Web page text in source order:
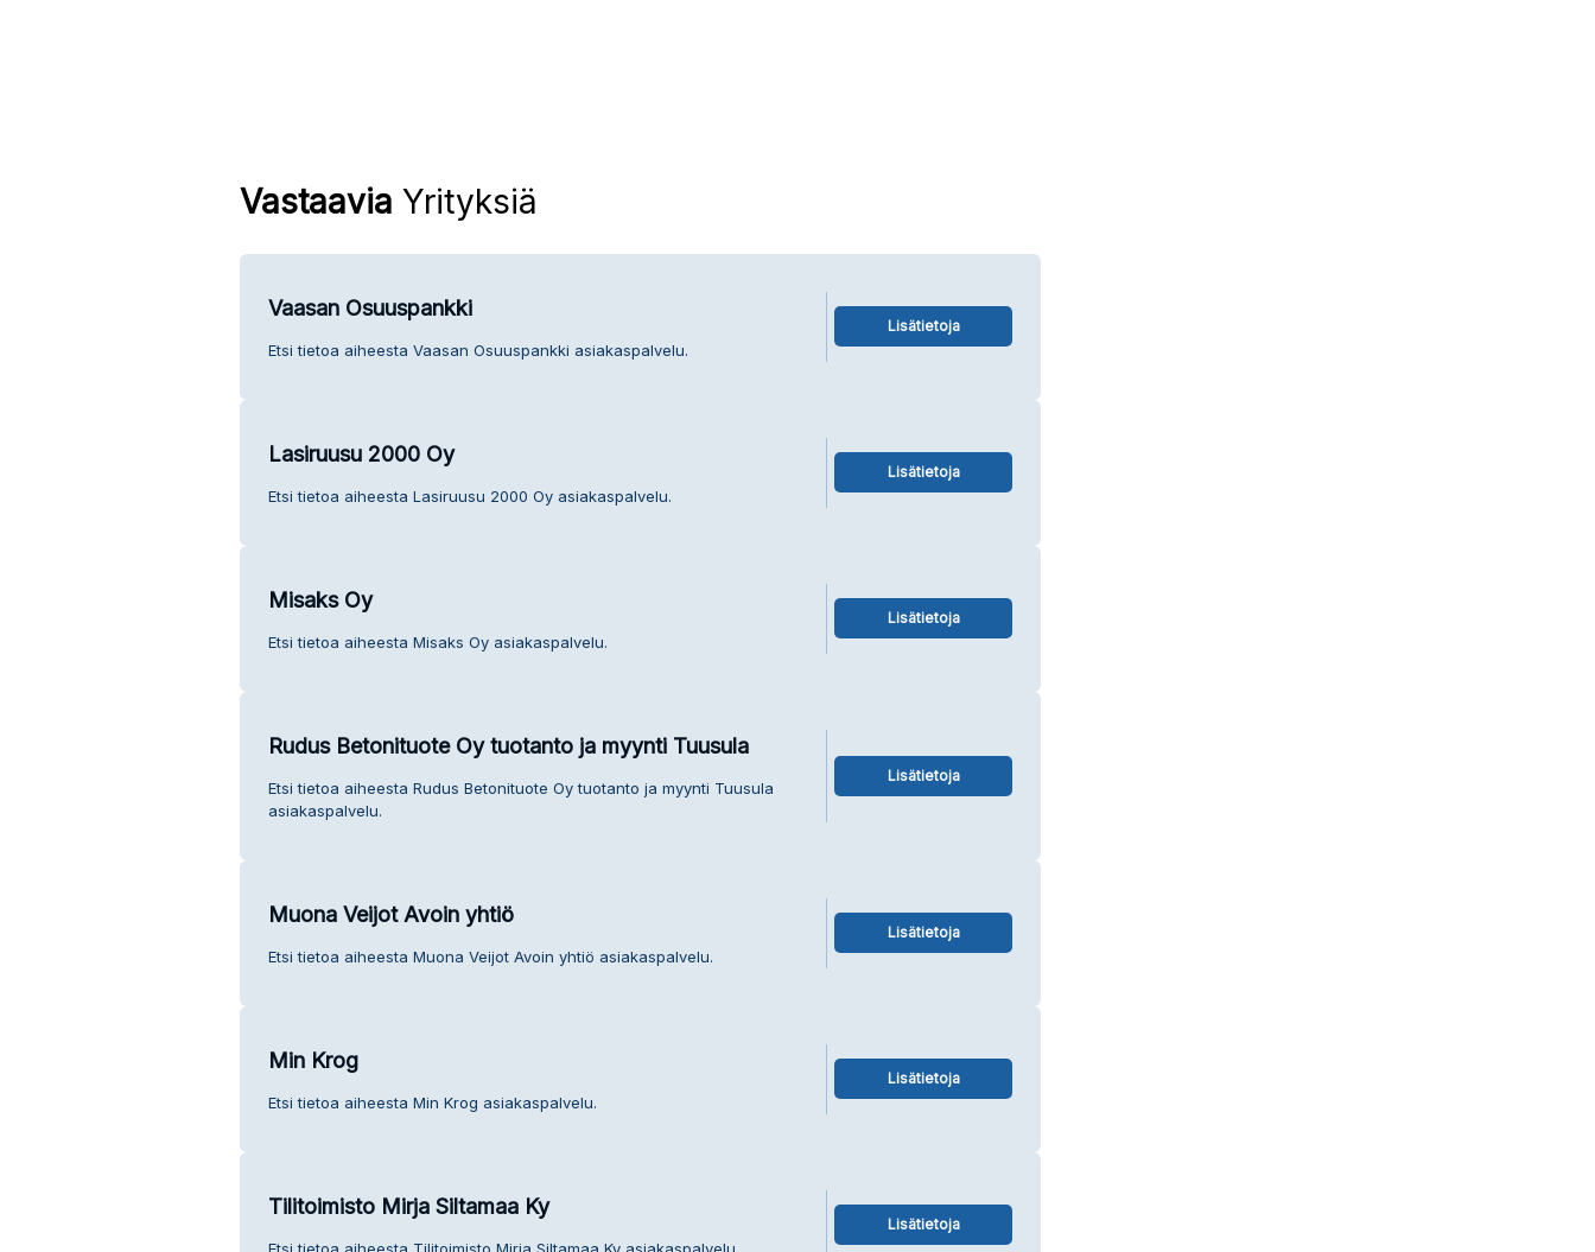
Vastaavia Yrityksiä
Vaasan Osuuspankki
Etsi tietoa aiheesta Vaasan Osuuspankki asiakaspalvelu.
Lisätietoja
Lasiruusu 2000 Oy
Etsi tietoa aiheesta Lasiruusu 2000 Oy asiakaspalvelu.
Lisätietoja
Misaks Oy
Etsi tietoa aiheesta Misaks Oy asiakaspalvelu.
Lisätietoja
Rudus Betonituote Oy tuotanto ja myynti Tuusula
Etsi tietoa aiheesta Rudus Betonituote Oy tuotanto ja myynti Tuusula
asiakaspalvelu.
Lisätietoja
Muona Veijot Avoin yhtiö
Etsi tietoa aiheesta Muona Veijot Avoin yhtiö asiakaspalvelu.
Lisätietoja
Min Krog
Etsi tietoa aiheesta Min Krog asiakaspalvelu.
Lisätietoja
Tilitoimisto Mirja Siltamaa Ky
Lisätietoja